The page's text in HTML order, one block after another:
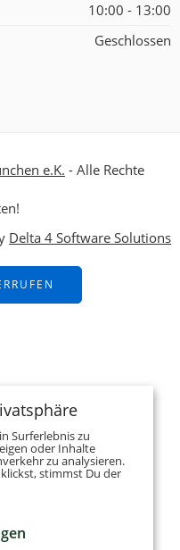
10:00 - 13:00
Geschlossen
e.K. - Alle Rechte
Delta 4 Software Solutions
Surferlebnis zu
oder Inhalte
zu analysieren.
stimmst Du der